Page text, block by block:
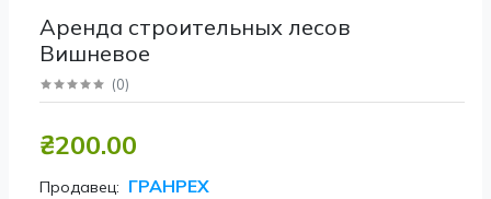
Аренда строительных лесов
Вишневое
(0)
₴200.00
Продавец: ГРАНРЕХ